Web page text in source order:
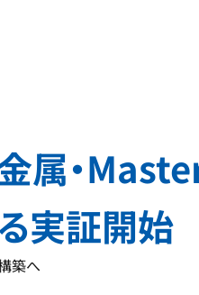
属・
実証開始
築へ